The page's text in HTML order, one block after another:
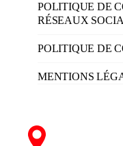
POLITIQUE DE
RÉSEAUX
POLITIQUE DE
MENTIONS